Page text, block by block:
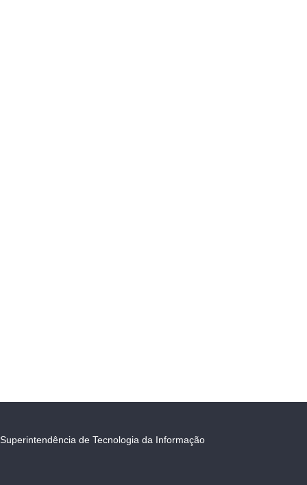
Superintendência de Tecnologia da Informação